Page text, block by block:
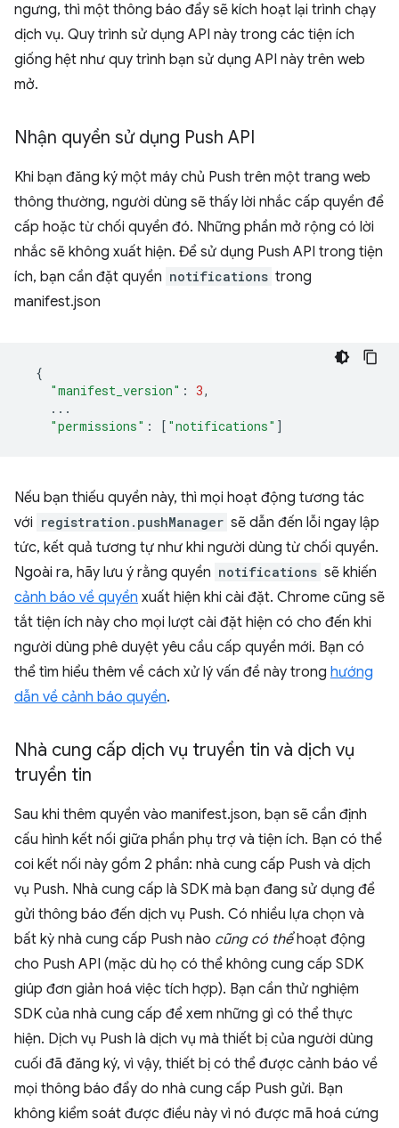
ngưng, thì một thông báo đẩy sẽ kích hoạt lại trình chạy
dịch vụ. Quy trình sử dụng API này trong các tiện ích
giống hệt như quy trình bạn sử dụng API này trên web
mở.
Nhận quyền sử dụng Push API
Khi bạn đăng ký một máy chủ Push trên một trang web
thông thường, người dùng sẽ thấy lời nhắc cấp quyền để
cấp hoặc từ chối quyền đó. Những phần mở rộng có lời
nhắc sẽ không xuất hiện. Để sử dụng Push API trong tiện
ích, bạn cần đặt quyền notifications trong
manifest.json
{
"manifest_version" : 3,
...
"permissions" : [ "notifications" ]
Nếu bạn thiếu quyền này, thì mọi hoạt động tương tác
với registration.pushManager sẽ dẫn đến lỗi ngay lập
tức, kết quả tương tự như khi người dùng từ chối quyền.
Ngoài ra, hãy lưu ý rằng quyền notifications sẽ khiến
cảnh báo về quyền xuất hiện khi cài đặt. Chrome cũng sẽ
tắt tiện ích này cho mọi lượt cài đặt hiện có cho đến khi
người dùng phê duyệt yêu cầu cấp quyền mới. Bạn có
thể tìm hiểu thêm về cách xử lý vấn đề này trong hướng
dẫn về cảnh báo quyền.
Nhà cung cấp dịch vụ truyền tin và dịch vụ
truyền tin
Sau khi thêm quyền vào manifest.json, bạn sẽ cần định
cấu hình kết nối giữa phần phụ trợ và tiện ích. Bạn có thể
coi kết nối này gồm 2 phần: nhà cung cấp Push và dịch
vụ Push. Nhà cung cấp là SDK mà bạn đang sử dụng để
gửi thông báo đến dịch vụ Push. Có nhiều lựa chọn và
bất kỳ nhà cung cấp Push nào cũng có thểhoạt động
cho Push API (mặc dù họ có thể không cung cấp SDK
giúp đơn giản hoá việc tích hợp). Bạn cần thử nghiệm
SDK của nhà cung cấp để xem những gì có thể thực
hiện. Dịch vụ Push là dịch vụ mà thiết bị của người dùng
cuối đã đăng ký, vì vậy, thiết bị có thể được cảnh báo về
mọi thông báo đẩy do nhà cung cấp Push gửi. Bạn
không kiểm soát được điều này vì nó được mã hoá cứng